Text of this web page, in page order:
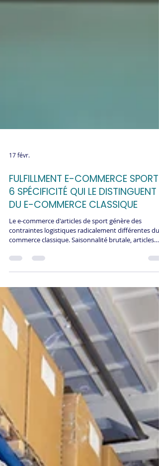
17 févr.
FULFILLMENT E-COMMERCE SPORT :
6 SPÉCIFICITÉ QUI LE DISTINGUENT
DU E-COMMERCE CLASSIQUE
contraintes logistiques radicalement différentes du
commerce classique. Saisonnalité brutale, articles
profonds, produits techniques fragiles et attentes
spécifiques : ces 6 spécificités créent un
environnement opérationnel complexe.
ces enjeux permet aux marques sport de mieux
évaluer leurs prestataires de fulfillment et d'éviter
erreurs aux conséquences commerci